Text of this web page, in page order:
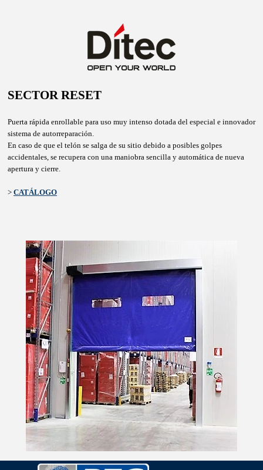
SECTOR RESET
Puerta rápida enrollable para uso muy intenso dotada del especial e innovador
sistema de autorreparación.
En caso de que el telón se salga de su sitio debido a posibles golpes
accidentales, se recupera con una maniobra sencilla y automática de nueva
apertura y cierre.
> CATÁLOGO